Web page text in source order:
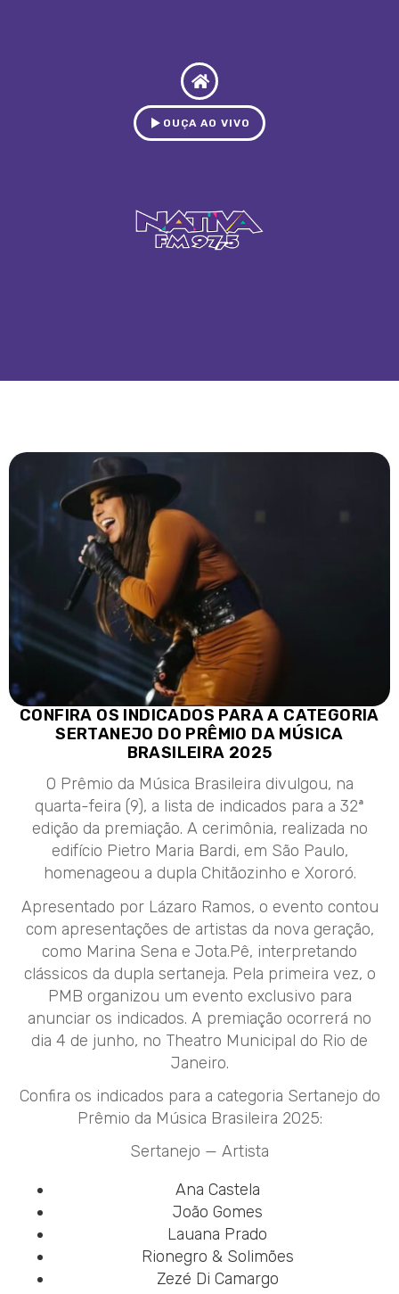
OUÇA AO VIVO
CONFIRA OS INDICADOS PARA A CATEGORIA
SERTANEJO DO PRÊMIO DA MÚSICA
BRASILEIRA 2025
O Prêmio da Música Brasileira divulgou, na
quarta-feira (9), a lista de indicados para a 32ª
edição da premiação. A cerimônia, realizada no
edifício Pietro Maria Bardi, em São Paulo,
homenageou a dupla Chitãozinho e Xororó.
Apresentado por Lázaro Ramos, o evento contou
com apresentações de artistas da nova geração,
como Marina Sena e Jota.Pê, interpretando
clássicos da dupla sertaneja. Pela primeira vez, o
PMB organizou um evento exclusivo para
anunciar os indicados. A premiação ocorrerá no
dia 4 de junho, no Theatro Municipal do Rio de
Janeiro.
Confira os indicados para a categoria Sertanejo do
Prêmio da Música Brasileira 2025:
Sertanejo — Artista
Ana Castela
João Gomes
Lauana Prado
Rionegro & Solimões
Zezé Di Camargo